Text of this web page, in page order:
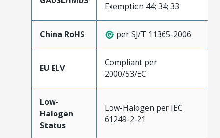
Exemption 44; 34; 33
China RoHS per SJ/T 11365-2006
EU ELV
Compliant per
2000/53/EC
Low-
Halogen
Status
Low-Halogen per IEC
61249-2-21